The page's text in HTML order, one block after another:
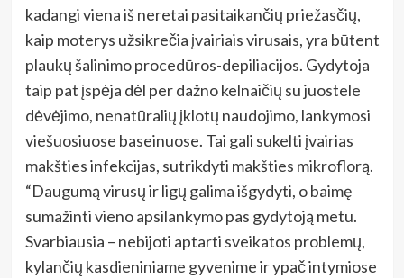
kadangi viena iš neretai pasitaikančių priežasčių,
kaip moterys užsikrečia įvairiais virusais, yra būtent
plaukų šalinimo procedūros-depiliacijos. Gydytoja
taip pat įspėja dėl per dažno kelnaičių su juostele
dėvėjimo, nenatūralių įklotų naudojimo, lankymosi
viešuosiuose baseinuose. Tai gali sukelti įvairias
makšties infekcijas, sutrikdyti makšties mikroflorą.
“Daugumą virusų ir ligų galima išgydyti, o baimę
sumažinti vieno apsilankymo pas gydytoją metu.
Svarbiausia – nebijoti aptarti sveikatos problemų,
kylančių kasdieniniame gyvenime ir ypač intymiose